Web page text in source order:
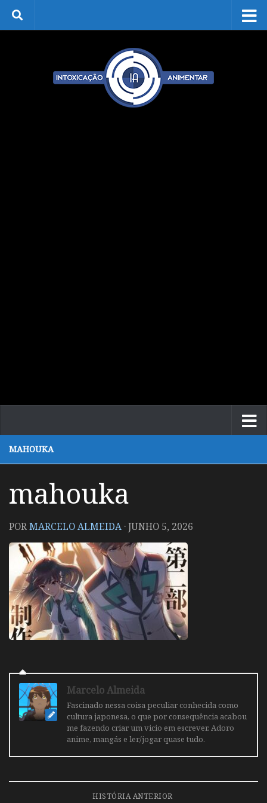
Skip to content
MAHOUKA
mahouka
PORMARCELO ALMEIDA ·JUNHO 5, 2026
Marcelo Almeida
Fascinado nessa coisa peculiar conhecida como
cultura japonesa, o que por consequência acabou
me fazendo criar um vicio em escrever. Adoro
anime, mangás e ler/jogar quase tudo.
HISTÓRIA ANTERIOR